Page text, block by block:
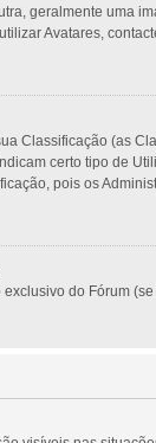
geralmente uma
Avatares,
Classificação (as
certo tipo de
pois os
do Fórum